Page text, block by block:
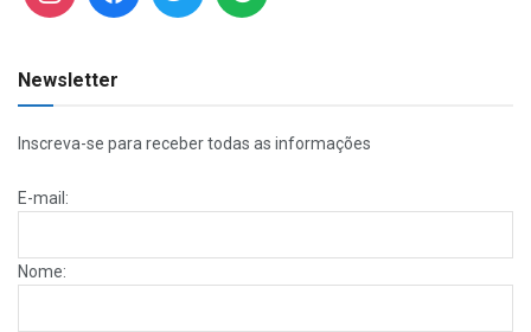
Newsletter
Inscreva-se para receber todas as informações
E-mail:
Nome: